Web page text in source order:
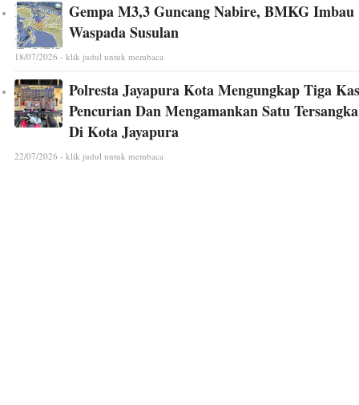
Gempa M3,3 Guncang Nabire, BMKG Imbau
Waspada Susulan
18/07/2026 - klik judul untuk membaca
Polresta Jayapura Kota Mengungkap Tiga
Pencurian Dan Mengamankan Satu Tersangka
Di Kota Jayapura
22/07/2026 - klik judul untuk membaca